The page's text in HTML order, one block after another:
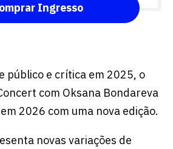
público e crítica em 2025, o
com Oksana Bondareva
2026 com uma nova edição.
novas variações de
Ingresso